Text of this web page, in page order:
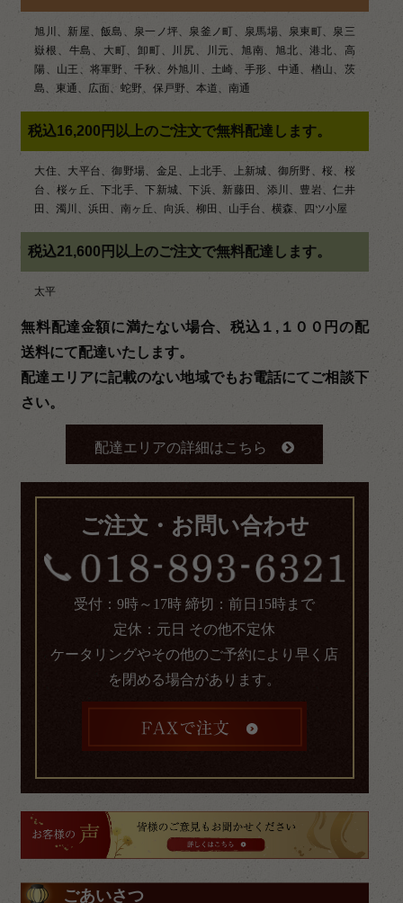
旭川、新屋、飯島、泉一ノ坪、泉釜ノ町、泉馬場、泉東町、泉三
嶽根、牛島、大町、卸町、川尻、川元、旭南、旭北、港北、高
陽、山王、将軍野、千秋、外旭川、土崎、手形、中通、楢山、茨
島、東通、広面、蛇野、保戸野、本道、南通
税込16,200円以上のご注文で無料配達します。
大住、大平台、御野場、金足、上北手、上新城、御所野、桜、桜
台、桜ヶ丘、下北手、下新城、下浜、新藤田、添川、豊岩、仁井
田、濁川、浜田、南ヶ丘、向浜、柳田、山手台、横森、四ツ小屋
税込21,600円以上のご注文で無料配達します。
太平
無料配達金額に満たない場合、税込１,１００円の配
送料にて配達いたします。
配達エリアに記載のない地域でもお電話にてご相談下
さい。
配達エリアの詳細はこちら
ご注文・お問い合わせ
受付：9時～17時 締切：前日15時まで
定休：元日 その他不定休
ケータリングやその他のご予約により早く店
を閉める場合があります。
ごあいさつ